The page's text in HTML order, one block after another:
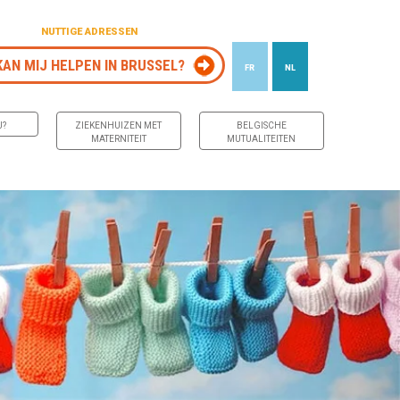
NUTTIGE ADRESSEN
MIJ HELPEN IN BRUSSEL? FR NL
ZIEKENHUIZEN MET
MATERNITEIT
BELGISCHE
MUTUALITEITEN